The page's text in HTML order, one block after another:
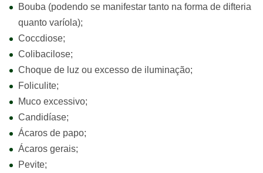
Bouba (podendo se manifestar tanto na forma de difteria
quanto varíola);
Coccdiose;
Colibacilose;
Choque de luz ou excesso de iluminação;
Foliculite;
Muco excessivo;
Candidíase;
Ácaros de papo;
Ácaros gerais;
Pevite;